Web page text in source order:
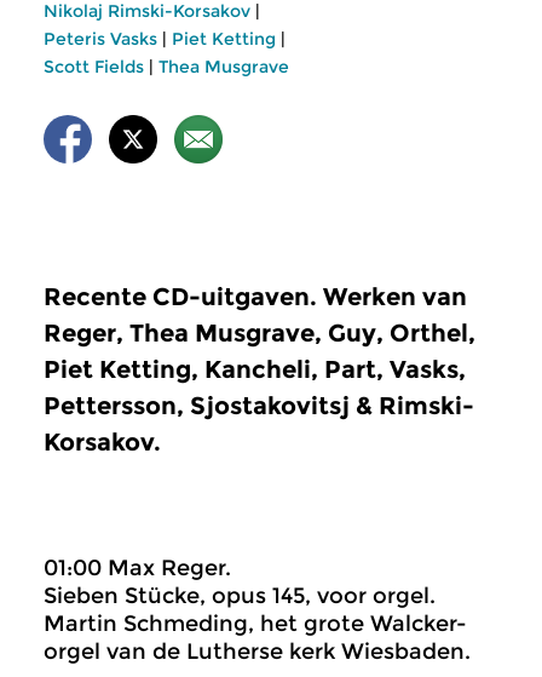
Nikolaj Rimski-Korsakov |
Peteris Vasks | Piet Ketting |
Scott Fields | Thea Musgrave
Recente CD-uitgaven. Werken van
Reger, Thea Musgrave, Guy, Orthel,
Piet Ketting, Kancheli, Part, Vasks,
Pettersson, Sjostakovitsj & Rimski-
Korsakov.
01:00 Max Reger.
Sieben Stücke, opus 145, voor orgel.
Martin Schmeding, het grote Walcker-
orgel van de Lutherse kerk Wiesbaden.